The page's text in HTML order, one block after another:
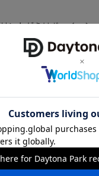
ントがらはボーイッシ
164cm 55～59kg
と思ったのですが 小さ
代後半 162cm 50